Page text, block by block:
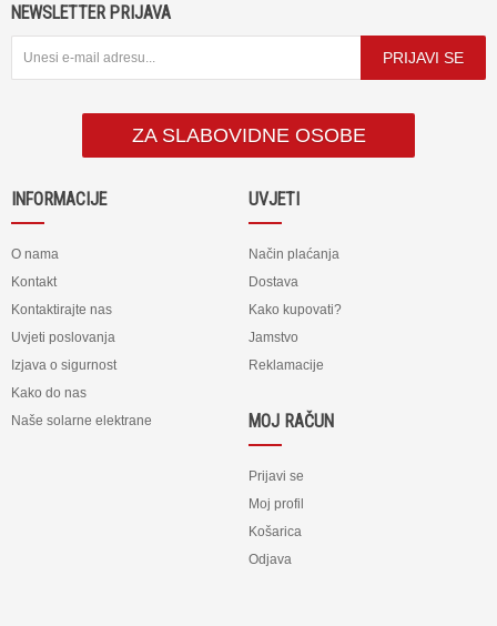
NEWSLETTER PRIJAVA
PRIJAVI SE
ZA SLABOVIDNE OSOBE
INFORMACIJE
O nama
Kontakt
Kontaktirajte nas
Uvjeti poslovanja
Izjava o sigurnost
Kako do nas
Naše solarne elektrane
UVJETI
Način plaćanja
Dostava
Kako kupovati?
Jamstvo
Reklamacije
MOJ RAČUN
Prijavi se
Moj profil
Košarica
Odjava